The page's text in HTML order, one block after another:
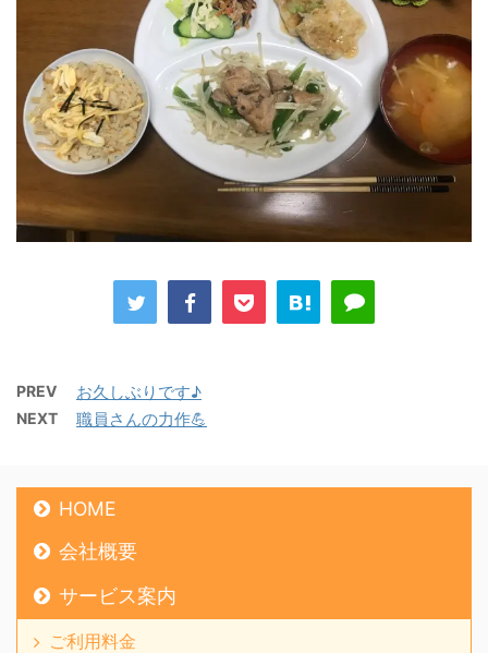
PREV お久しぶりです♪
NEXT 職員さんの力作💪
HOME
会社概要
サービス案内
ご利用料金